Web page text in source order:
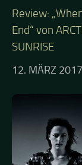
Review:
End“ von
SUNRISE
12. MÄRZ 2017